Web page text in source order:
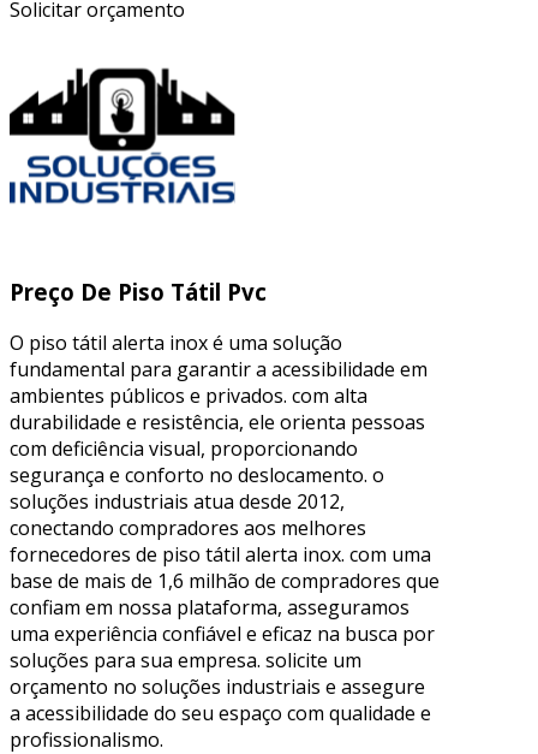
Solicitar orçamento
Preço De Piso Tátil Pvc
O piso tátil alerta inox é uma solução
fundamental para garantir a acessibilidade em
ambientes públicos e privados. com alta
durabilidade e resistência, ele orienta pessoas
com deficiência visual, proporcionando
segurança e conforto no deslocamento. o
soluções industriais atua desde 2012,
conectando compradores aos melhores
fornecedores de piso tátil alerta inox. com uma
base de mais de 1,6 milhão de compradores que
confiam em nossa plataforma, asseguramos
uma experiência confiável e eficaz na busca por
soluções para sua empresa. solicite um
orçamento no soluções industriais e assegure
a acessibilidade do seu espaço com qualidade e
profissionalismo.